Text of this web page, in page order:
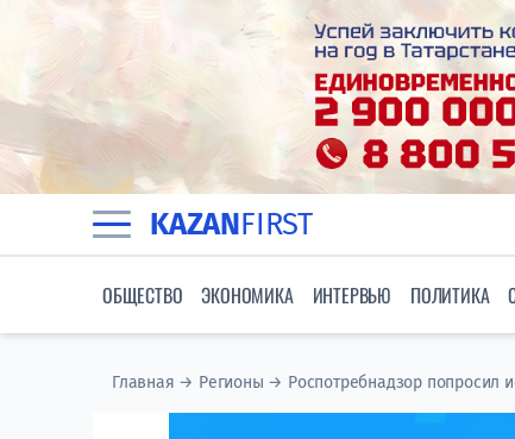
KAZANFIRST
ОБЩЕСТВО ЭКОНОМИКА ИНТЕРВЬЮ ПОЛИТИКА
Главная → Регионы → Роспотребнадзор попросил